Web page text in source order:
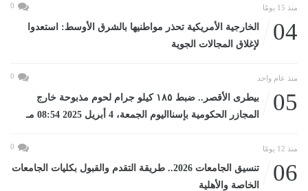
منذ 15 يومًا 0
04
الخارجية الأمريكية تحذر مواطنيها بالشرق الأوسط: استعدوا
لإغلاق المجالات الجوية
منذ عام واحد 0
05
بيطرى الأقصر.. ضبط ١٨٥ كيلو جرام لحوم مذبوحة خارج
المجازر الحكومية بإسنااليوم الجمعة، 4 أبريل 2025 08:54 مـ
منذ 12 يومًا 0
06
تنسيق الجامعات 2026.. طريقة التقدم والقبول بكليات الجامعات
الخاصة والأهلية